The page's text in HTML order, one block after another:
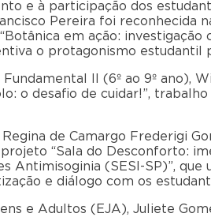
e à participação dos
Pereira foi reconhecida
em ação:
o protagonismo
Fundamental II (6º ao 9º ano),
o desafio de cuidar!”,
de Camargo Frederigi
“Sala do Desconforto:
Antimisoginia (SESI-SP)”,
e diálogo com os
e Adultos (EJA), Juliete